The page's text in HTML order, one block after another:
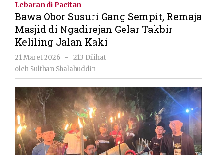
Sempit,
Remaja
Takbir
Keliling
Jalan
Kaki
Lebaran di Pacitan
Bawa Obor Susuri Gang Sempit, Remaja
Masjid di Ngadirejan Gelar Takbir
Keliling Jalan Kaki
21 Maret 2026
oleh
Sulthan
-
213 Dilihat
oleh Sulthan Shalahuddin